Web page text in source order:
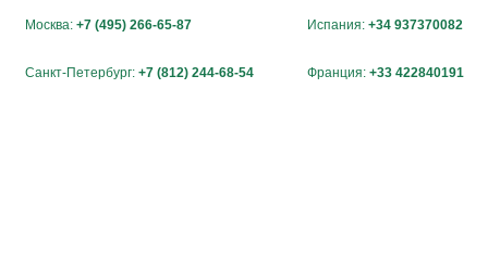
Москва: +7 (495) 266-65-87 Испания: +34 937370082
Санкт-Петербург: +7 (812) 244-68-54 Франция: +33 422840191